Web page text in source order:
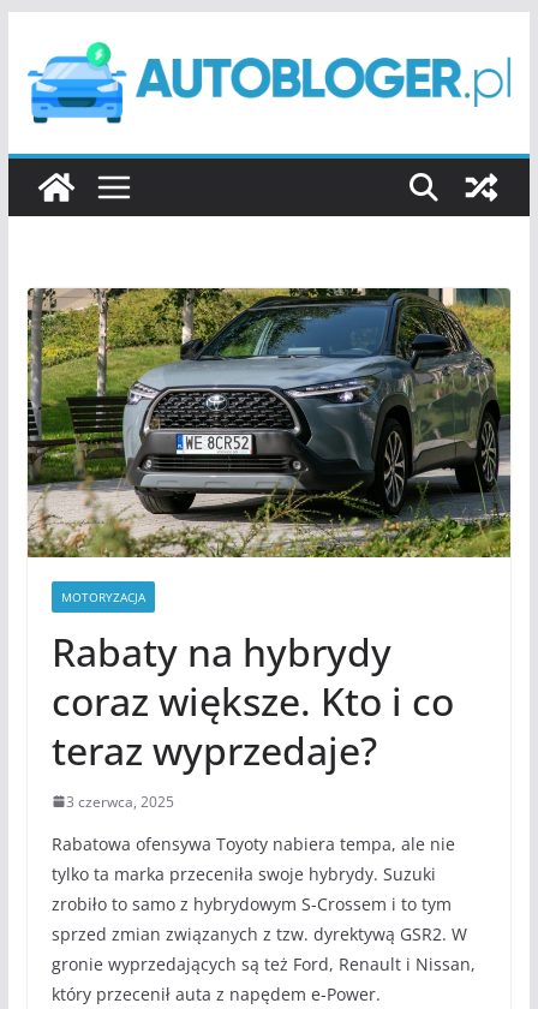
treści
MOTORYZACJA
Rabaty na hybrydy
coraz większe. Kto i co
teraz wyprzedaje?
3 czerwca, 2025
Rabatowa ofensywa Toyoty nabiera tempa, ale nie
tylko ta marka przeceniła swoje hybrydy. Suzuki
zrobiło to samo z hybrydowym S-Crossem i to tym
sprzed zmian związanych z tzw. dyrektywą GSR2. W
gronie wyprzedających są też Ford, Renault i Nissan,
który przecenił auta z napędem e-Power.